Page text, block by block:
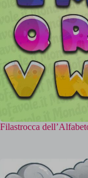
Filastrocca